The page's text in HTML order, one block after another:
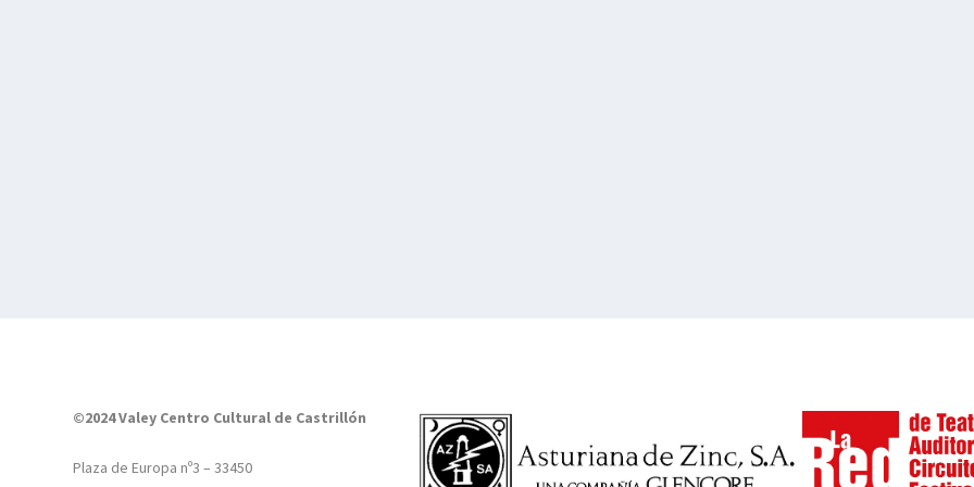
©2024 Valey Centro Cultural de Castrillón
Plaza de Europa nº3 – 33450